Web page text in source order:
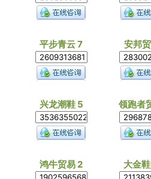
平步青云 7 安邦
兴龙潮鞋 5 领跑者
鸿牛贸易 2 大金